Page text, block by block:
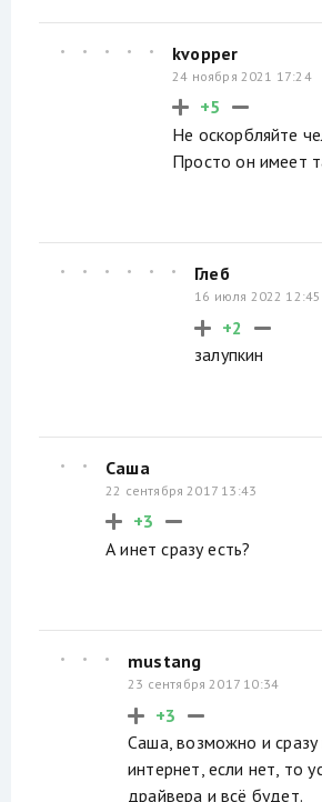
kvopper
24 ноября 2021 17:24
+5
Не оскорбляйте
Просто он имеет
Глеб
16 июля 2022 12:45
+2
залупкин
Саша
22 сентября 2017 13:43
+3
А инет сразу есть?
mustang
23 сентября 2017 10:34
+3
Саша, возможно и
интернет, если нет, то
драйвера и всё будет.